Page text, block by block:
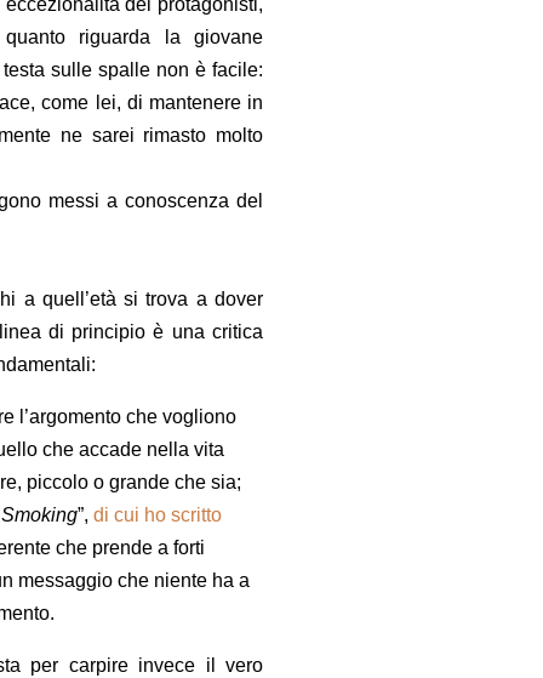
dei protagonisti,
riguarda la giovane
sulle spalle non è facile:
come lei, di mantenere in
ne sarei rimasto molto
messi a conoscenza del
a quell’età si trova a dover
di principio è una critica
l’argomento che vogliono
che accade nella vita
piccolo o grande che sia;
”, di cui ho scritto
che prende a forti
messaggio che niente ha a
per carpire invece il vero